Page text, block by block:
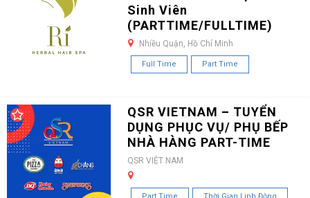
Sinh Viên
(PARTTIME/FULLTIME)
Nhiều Quận, Hồ Chí Minh
Full Time Part Time
QSR VIETNAM – TUYỂN
DỤNG PHỤC VỤ/ PHỤ BẾP
NHÀ HÀNG PART-TIME
QSR VIỆT NAM
Part Time Thời Gian Linh Động